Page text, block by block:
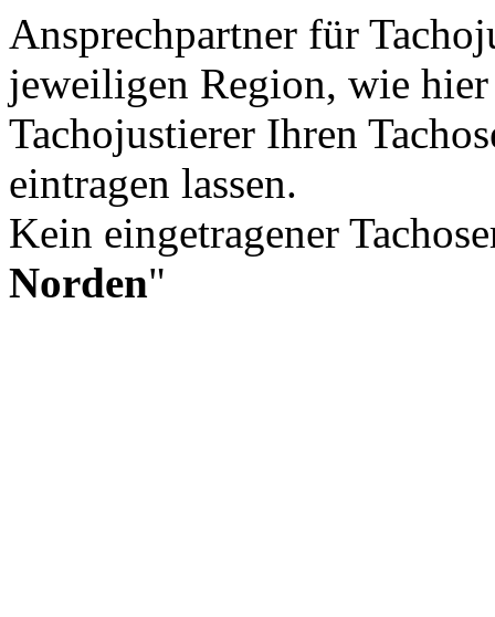
Ansprechpartner für
jeweiligen Region, wie
Tachojustierer Ihren
eintragen lassen.
Kein eingetragener
Norden"